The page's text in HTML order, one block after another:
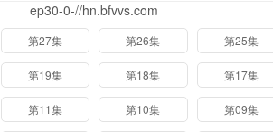
ep30-0-//hn.bfvvs.com
第27集 第26集 第25集
第19集 第18集 第17集
第11集 第10集 第09集